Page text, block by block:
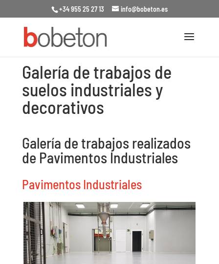
+34 955 25 27 13 info@bobeton.es
Galería de trabajos de
suelos industriales y
decorativos
Galería de trabajos realizados
de Pavimentos Industriales
Pavimentos Industriales